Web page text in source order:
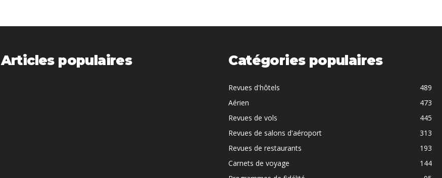
Articles populaires Catégories populaires
Revues d'hôtels
489
Aérien
473
Revues de vols
445
Revues de salons d'aéroport
313
Revues de restaurants
193
Carnets de voyage
144